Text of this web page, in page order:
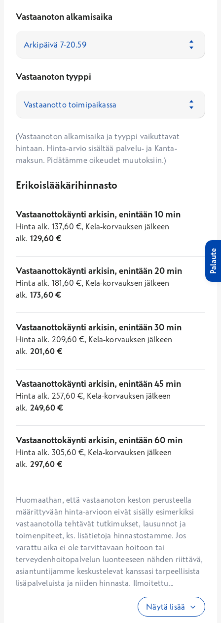
Vastaanoton alkamisaika
Vastaanoton tyyppi
(Vastaanoton alkamisaika ja tyyppi vaikuttavat
hintaan. Hinta-arvio sisältää palvelu- ja Kanta-
maksun. Pidätämme oikeudet muutoksiin.)
Erikoislääkärihinnasto
Vastaanottokäynti arkisin, enintään 10 min
Hinta alk. 137,60 €, Kela-korvauksen jälkeen
alk. 129,60€
Vastaanottokäynti arkisin, enintään 20 min
Hinta alk. 181,60 €, Kela-korvauksen jälkeen
alk. 173,60€
Vastaanottokäynti arkisin, enintään 30 min
Hinta alk. 209,60 €, Kela-korvauksen jälkeen
alk. 201,60€
Vastaanottokäynti arkisin, enintään 45 min
Hinta alk. 257,60 €, Kela-korvauksen jälkeen
alk. 249,60€
Vastaanottokäynti arkisin, enintään 60 min
Hinta alk. 305,60 €, Kela-korvauksen jälkeen
alk. 297,60€
Huomaathan, että vastaanoton keston perusteella
määrittyvään hinta-arvioon eivät sisälly esimerkiksi
vastaanotolla tehtävät tutkimukset, lausunnot ja
toimenpiteet, ks. lisätietoja hinnastostamme. Jos
varattu aika ei ole tarvittavaan hoitoon tai
terveydenhoitopalvelun luonteeseen nähden riittävä,
asiantuntijamme keskustelevat kanssasi tarpeellisista
lisäpalveluista ja niiden hinnasta. Ilmoitettu...
Näytä lisää
Palaute